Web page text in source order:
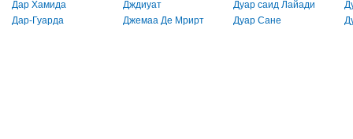
Дар Хамида
Дар-Гуарда
Дждиуат
Джемаа Де Мрирт
Дуар саид Лайади
Дуар Сане